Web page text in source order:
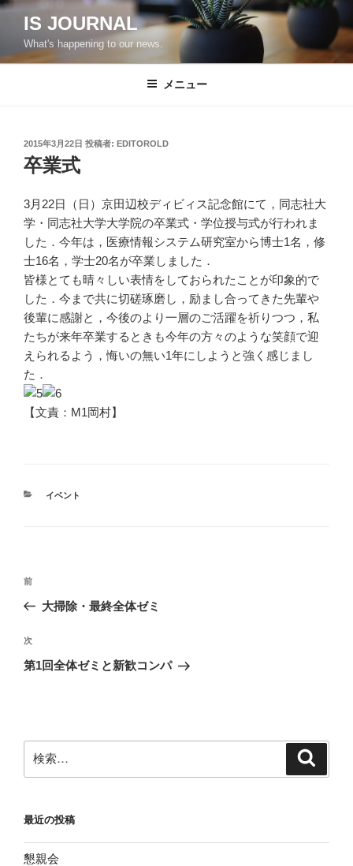
コ
ン
IS JOURNAL
What's happening to our news.
メニュー
投
稿
日:
2015年3月22日 投稿者: EDITOROLD
卒業式
3月22日（日）京田辺校ディビィス記念館にて，同志社大
学・同志社大学大学院の卒業式・学位授与式が行われま
した．今年は，医療情報システム研究室から博士1名，修
士16名，学士20名が卒業しました．
皆様とても晴々しい表情をしておられたことが印象的で
した．今まで共に切磋琢磨し，励まし合ってきた先輩や
後輩に感謝と，今後のより一層のご活躍を祈りつつ，私
たちが来年卒業するときも今年の方々のような笑顔で迎
えられるよう，悔いの無い1年にしようと強く感じまし
た．
【文責：M1岡村】
カ
イベント
投
ビ
ゲ
ン
前
の
稿
前
大掃除・最終全体ゼミ
次
の
次
第1回全体ゼミと新歓コンパ
索:
最近の投稿
懇親会